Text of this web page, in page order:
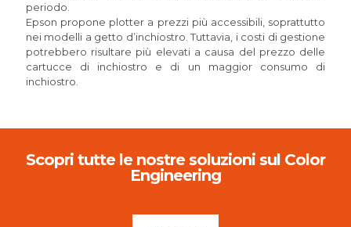
periodo.
Epson propone plotter a prezzi più accessibili, soprattutto
nei modelli a getto d’inchiostro. Tuttavia, i costi di gestione
potrebbero risultare più elevati a causa del prezzo delle
cartucce di inchiostro e di un maggior consumo di
inchiostro.
Scopri tutte le nostre soluzioni sul Color
Engineering